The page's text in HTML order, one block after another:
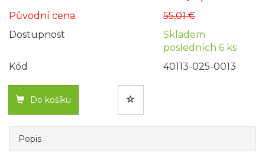
Původní cena
55,01 €
Dostupnost
Skladem
posledních 6 ks
Kód
40113-025-0013
Do košíku
Popis